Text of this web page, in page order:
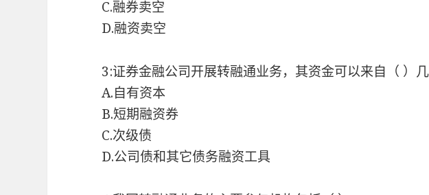
C.融券卖空
D.融资卖空
3:证券金融公司开展转融通业务，其资金可以来自（ ）几
A.自有资本
B.短期融资券
C.次级债
D.公司债和其它债务融资工具